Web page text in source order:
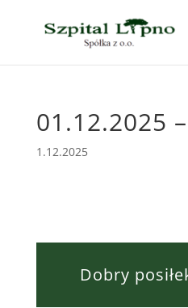
01.12.2025
1.12.2025
Dobry